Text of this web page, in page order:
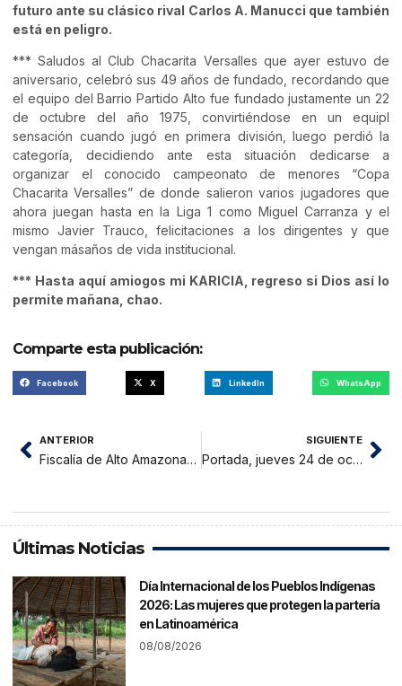
futuro ante su clásico rival Carlos A. Manucci que también
está en peligro.
*** Saludos al Club Chacarita Versalles que ayer estuvo de
aniversario, celebró sus 49 años de fundado, recordando que
el equipo del Barrio Partido Alto fue fundado justamente un 22
de octubre del año 1975, convirtiéndose en un equipl
sensación cuando jugó en primera división, luego perdió la
categoría, decidiendo ante esta situación dedicarse a
organizar el conocido campeonato de menores “Copa
Chacarita Versalles” de donde salieron varios jugadores que
ahora juegan hasta en la Liga 1 como Miguel Carranza y el
mismo Javier Trauco, felicitaciones a los dirigentes y que
vengan másaños de vida institucional.
*** Hasta aquí amiogos mi KARICIA, regreso si Dios así lo
permite mañana, chao.
Comparte esta publicación:
Facebook X LinkedIn WhatsApp
ANTERIOR
Fiscalía de Alto Amazonas revela preocupantes índices de delitos contra el patrimonio y violencia familiar
SIGUIENTE
Portada, jueves 24 de octubre 2024
Últimas Noticias
Día Internacional de los Pueblos Indígenas
2026: Las mujeres que protegen la partería
en Latinoamérica
08/08/2026